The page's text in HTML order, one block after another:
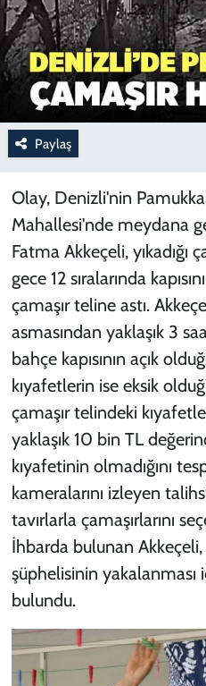
Paylaş
Olay, Denizli'nin
Mahallesi'nde meydana
Fatma Akkeçeli, yıkadığı
gece 12 sıralarında
çamaşır teline astı.
asmasından yaklaşık 3
bahçe kapısının açık
kıyafetlerin ise eksik
çamaşır telindeki
yaklaşık 10 bin TL
kıyafetinin olmadığını
kameralarını izleyen
tavırlarla çamaşırlarını
İhbarda bulunan Akkeçeli,
şüphelisinin yakalanması
bulundu.